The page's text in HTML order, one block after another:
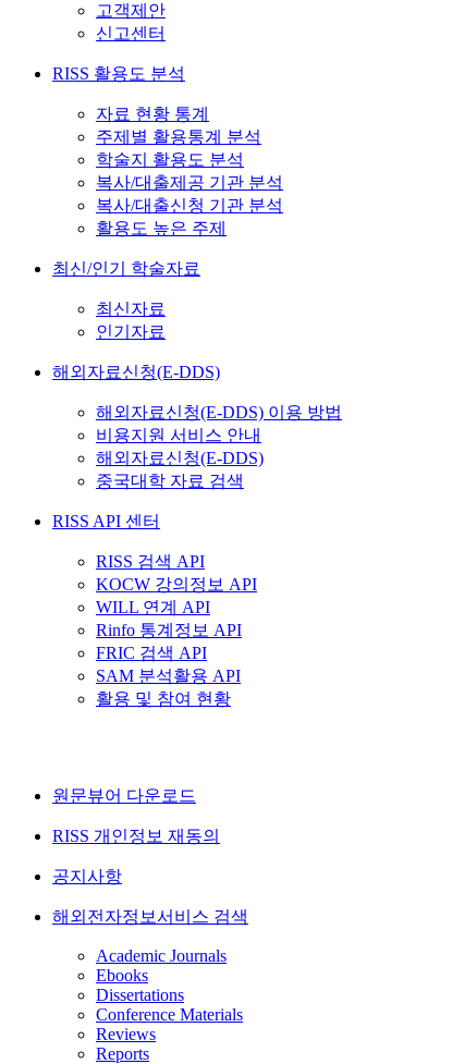
고객제안
신고센터
RISS 활용도 분석
자료 현황 통계
주제별 활용통계 분석
학술지 활용도 분석
복사/대출제공 기관 분석
복사/대출신청 기관 분석
활용도 높은 주제
최신/인기 학술자료
최신자료
인기자료
해외자료신청(E-DDS)
해외자료신청(E-DDS) 이용 방법
비용지원 서비스 안내
해외자료신청(E-DDS)
중국대학 자료 검색
RISS API 센터
RISS 검색 API
KOCW 강의정보 API
WILL 연계 API
Rinfo 통계정보 API
FRIC 검색 API
SAM 분석활용 API
활용 및 참여 현황
원문뷰어 다운로드
RISS 개인정보 재동의
공지사항
해외전자정보서비스 검색
Academic Journals
Ebooks
Dissertations
Conference Materials
Reviews
Reports